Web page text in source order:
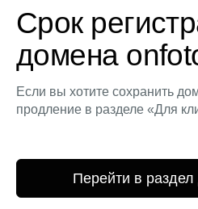
Срок
домена
Если вы хотите сохранить
продление в разделе «Для
Перейти в